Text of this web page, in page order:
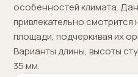
особенностей климата.
привлекательно
площади, подчеркивая их
Варианты длины, высоты
35 мм.